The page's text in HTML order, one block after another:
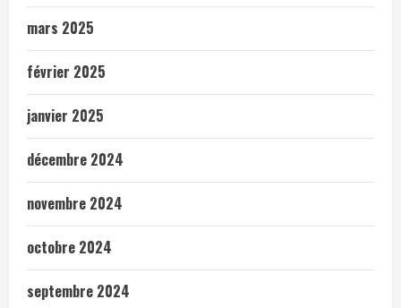
mars 2025
février 2025
janvier 2025
décembre 2024
novembre 2024
octobre 2024
septembre 2024